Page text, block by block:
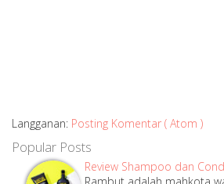
Langganan: Posting Komentar ( Atom )
Popular Posts
Review Shampoo dan
Rambut adalah mahkota